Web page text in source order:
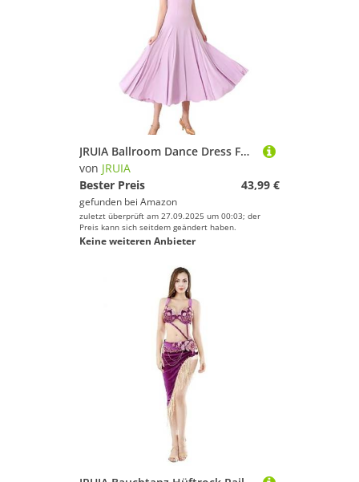
JRUIA Ballroom Dance Dress Für Frauen Kurzarm Walzer Tango Foxtrott Flamenco Tanzkleider Tango Dancewear Modern Dancing Kostüm,Lila,XL
von JRUIA
Bester Preis
43,99 €
gefunden bei Amazon
zuletzt überprüft am 27.09.2025 um 00:03; der
Preis kann sich seitdem geändert haben.
Keine weiteren Anbieter